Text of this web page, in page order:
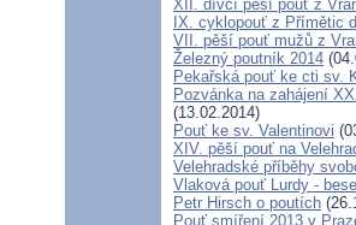
XII. dívčí pěší pouť z
IX. cyklopouť z Přímětic
VII. pěší pouť mužů z
Železný poutník 2014
Pekařská pouť ke cti sv.
Pozvánka na zahájení
(13.02.2014)
Pouť ke sv. Valentinovi
XIV. pěší pouť na
Velehradské příběhy
Vlaková pouť Lurdy -
Petr Hirsch o poutích
Pouť smíření 2013 v